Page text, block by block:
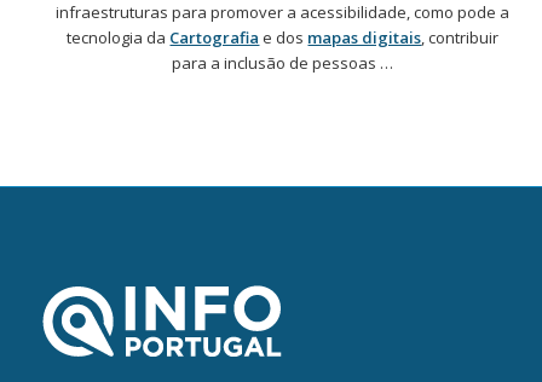
infraestruturas para promover a acessibilidade, como pode a
tecnologia da Cartografia e dos mapas digitais, contribuir
para a inclusão de pessoas …